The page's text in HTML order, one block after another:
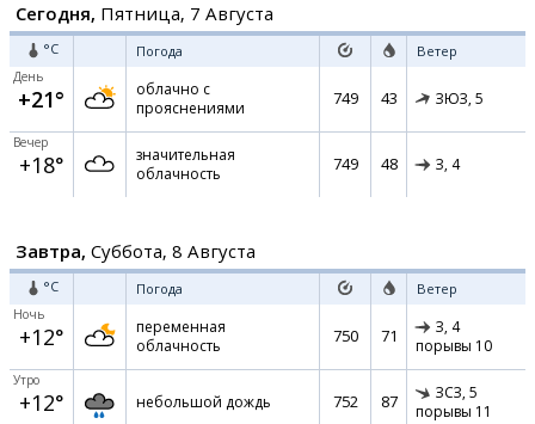
Сегодня, Пятница, 7 Августа
°C Погода Ветер
День
+21°
облачно с
прояснениями
749 43 ЗЮЗ, 5
Вечер
+18°
значительная
облачность
749 48 З, 4
Завтра, Суббота, 8 Августа
°C Погода Ветер
Ночь
+12°
переменная
облачность
750 71 З, 4
порывы 10
Утро
+12° небольшой дождь 752 87 ЗСЗ, 5
порывы 11